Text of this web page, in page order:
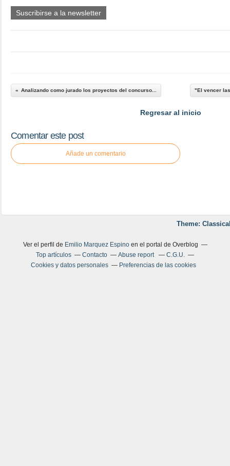
Suscribirse a la newsletter
Analizando como jurado los proyectos del concurso... "El vencer
Regresar al inicio
Comentar este post
Añade un comentario
Theme:
Ver el perfil de Emilio Marquez Espinoen el portal de Overblog
Top artículos
Contacto Abuse report
C.G.U.
Cookies y datos personales
Preferencias de las cookies